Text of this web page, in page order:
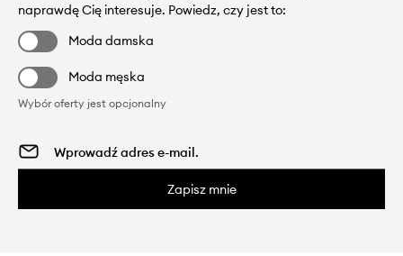
naprawdę Cię interesuje. Powiedz, czy jest to:
Moda damska
Moda męska
Wybór oferty jest opcjonalny
Zapisz mnie